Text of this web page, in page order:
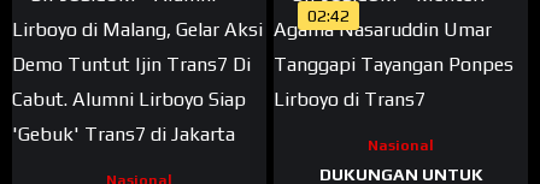
02:42
Nasional
DUKUNGAN UNTUK